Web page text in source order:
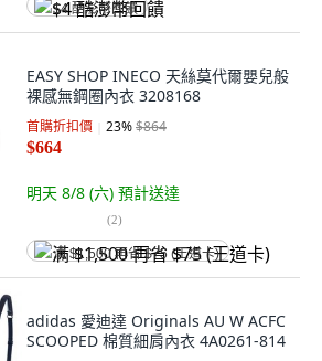
$4 酷澎幣回饋
EASY SHOP INECO 天絲莫代爾嬰兒般
裸感無鋼圈內衣 3208168
首購折扣價 23%$864
$664
明天 8/8 (六) 預計送達
(2)
满 $1,500 再省 $75 (王道卡)
adidas 愛迪達 Originals AU W ACFC
SCOOPED 棉質細肩內衣 4A0261-814